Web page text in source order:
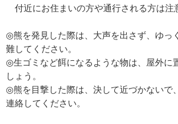
付近にお住まいの方や通行される方は注
◎熊を発見した際は、大声を出さず、ゆっ
難してください。
◎生ゴミなど餌になるような物は、屋外に
しょう。
◎熊を目撃した際は、決して近づかないで
連絡してください。